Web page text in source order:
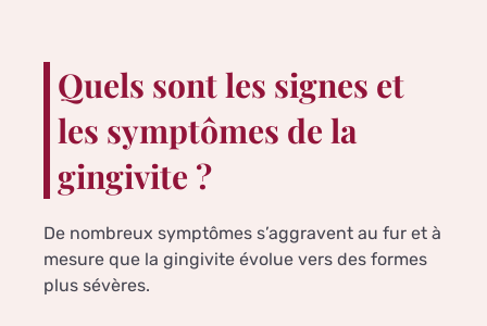
Quels sont les signes et
les symptômes de la
gingivite ?
De nombreux symptômes s’aggravent au fur et à
mesure que la gingivite évolue vers des formes
plus sévères.